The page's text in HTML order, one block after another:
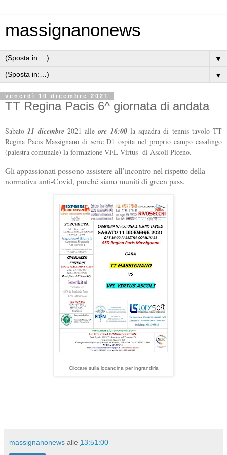
massignanonews
▼
▼
venerdì 10 dicembre 2021
TT Regina Pacis 6^ giornata di andata
Sabato 11 dicembre2021 alleore 16:00la squadra di tennis tavolo TT
Regina Pacis Massignano di serie D1 ospita nel proprio campo casalingo
(palestra comunale) la formazione VFL Virtus di Ascoli Piceno.
Gli appassionati possono assistere all’incontro nel rispetto della
normativa anti-Covid, purché siano muniti di green pass.
Cliccare sulla locandina per ingrandirla
massignanonews alle 13:51:00